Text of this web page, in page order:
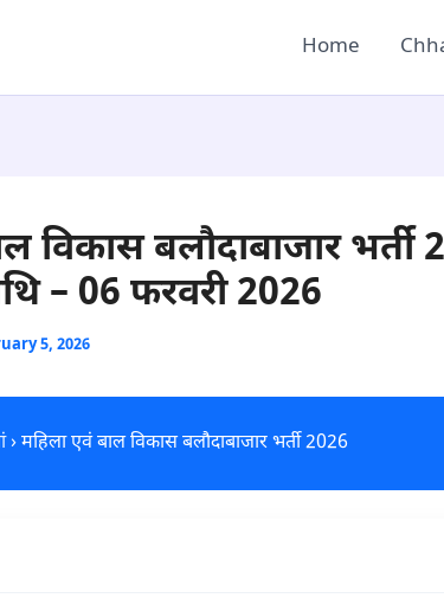
Home
विकास बलौदाबाजार भर्ती
– 06 फरवरी 2026
5, 2026
› महिला एवं बाल विकास बलौदाबाजार भर्ती 2026